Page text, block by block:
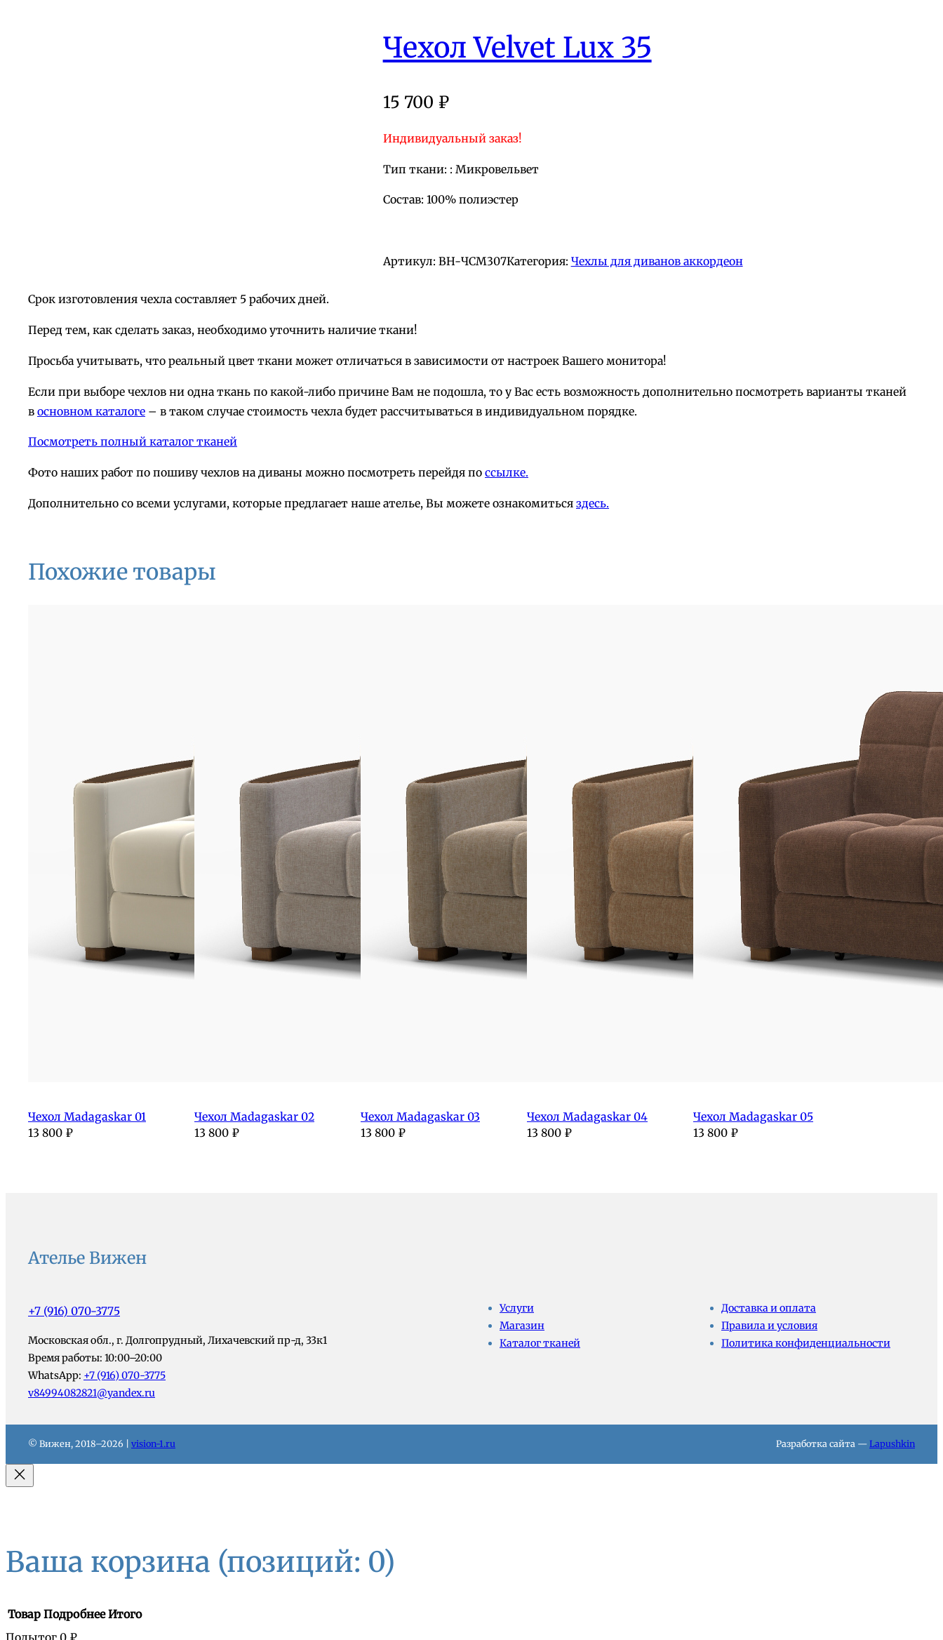
Чехол Velvet Lux 35
15 700 ₽
Индивидуальный заказ!
Тип ткани: : Микровельвет
Состав: 100% полиэстер
Артикул: BH-ЧСМ307Категория: Чехлы для диванов аккордеон
Срок изготовления чехла составляет 5 рабочих дней.
Перед тем, как сделать заказ, необходимо уточнить наличие ткани!
Просьба учитывать, что реальный цвет ткани может отличаться в зависимости от настроек Вашего монитора!
Если при выборе чехлов ни одна ткань по какой-либо причине Вам не подошла, то у Вас есть возможность дополнительно посмотреть варианты тканей
в основном каталоге – в таком случае стоимость чехла будет рассчитываться в индивидуальном порядке.
Посмотреть полный каталог тканей
Фото наших работ по пошиву чехлов на диваны можно посмотреть перейдя по ссылке.
Дополнительно со всеми услугами, которые предлагает наше ателье, Вы можете ознакомиться здесь.
Похожие товары
Чехол Madagaskar 01
13 800 ₽
Чехол Madagaskar 02
13 800 ₽
Чехол Madagaskar 03
13 800 ₽
Чехол Madagaskar 04
13 800 ₽
Чехол Madagaskar 05
13 800 ₽
Ателье Вижен
+7 (916) 070-3775
Московская обл., г. Долгопрудный, Лихачевский пр-д, 33к1
Время работы: 10:00–20:00
WhatsApp: +7 (916) 070-3775
v84994082821@yandex.ru
Услуги
Магазин
Каталог тканей
Доставка и оплата
Правила и условия
Политика конфиденциальности
© Вижен, 2018–2026 | vision-1.ru Разработка сайта — Lapushkin
Ваша корзина (позиций: 0)
Товар Подробнее Итого
Подытог 0 ₽